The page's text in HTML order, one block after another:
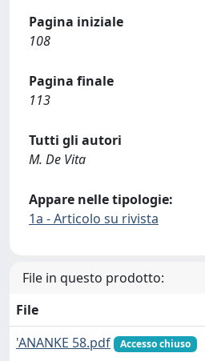
Pagina iniziale
108
Pagina finale
113
Tutti gli autori
M. De Vita
Appare nelle tipologie:
1a - Articolo su rivista
File in questo prodotto:
File
'ANANKE 58.pdf
Accesso chiuso